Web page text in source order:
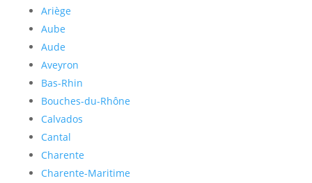
Ariège
Aube
Aude
Aveyron
Bas-Rhin
Bouches-du-Rhône
Calvados
Cantal
Charente
Charente-Maritime